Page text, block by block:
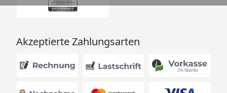
Akzeptierte Zahlungsarten